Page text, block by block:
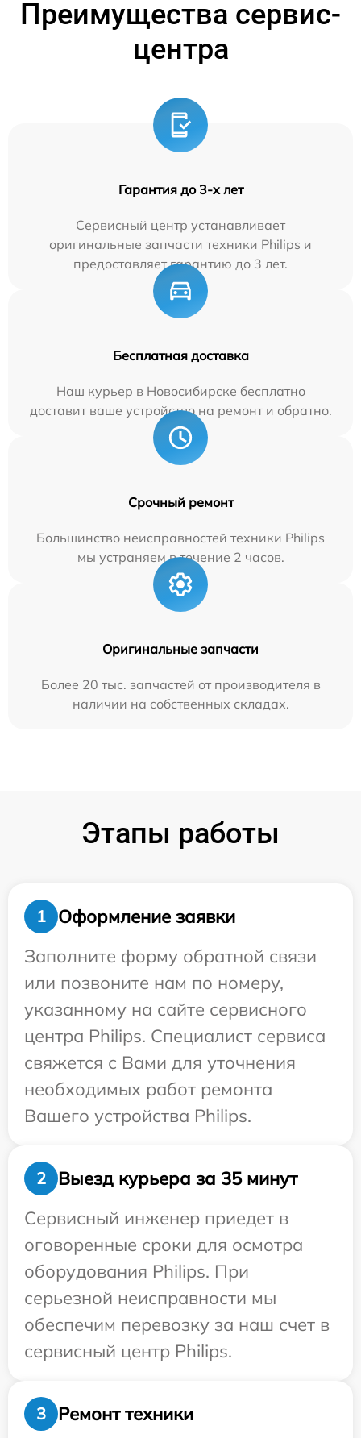
Преимущества сервис-
центра
Гарантия до 3-х лет
Сервисный центр устанавливает
оригинальные запчасти техники Philips и
предоставляет гарантию до 3 лет.
Бесплатная доставка
Наш курьер в Новосибирске бесплатно
доставит ваше устройство на ремонт и обратно.
Срочный ремонт
Большинство неисправностей техники Philips
мы устраняем в течение 2 часов.
Оригинальные запчасти
Более 20 тыс. запчастей от производителя в
наличии на собственных складах.
Этапы работы
1
Оформление заявки
Заполните форму обратной связи
или позвоните нам по номеру,
указанному на сайте сервисного
центра Philips. Специалист сервиса
свяжется с Вами для уточнения
необходимых работ ремонта
Вашего устройства Philips.
2
Выезд курьера за 35 минут
Сервисный инженер приедет в
оговоренные сроки для осмотра
оборудования Philips. При
серьезной неисправности мы
обеспечим перевозку за наш счет в
сервисный центр Philips.
3 Ремонт техники